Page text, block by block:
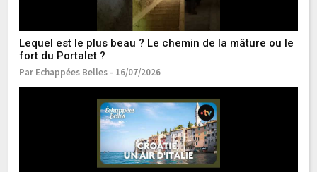
Lequel est le plus beau ? Le chemin de la mâture ou le
fort du Portalet ?
Par Echappées Belles - 16/07/2026